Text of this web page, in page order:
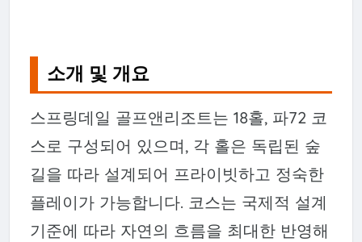
소개 및 개요
스프링데일 골프앤리조트는 18홀, 파72 코
스로 구성되어 있으며, 각 홀은 독립된 숲
길을 따라 설계되어 프라이빗하고 정숙한
플레이가 가능합니다. 코스는 국제적 설계
기준에 따라 자연의 흐름을 최대한 반영해